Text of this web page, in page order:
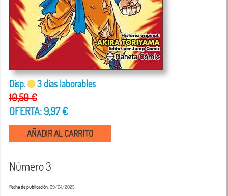
Disp. 3 días laborables
10,50 €
OFERTA: 9,97 €
AÑADIR AL CARRITO
Número 3
Fecha de publicación: 09/04/2025